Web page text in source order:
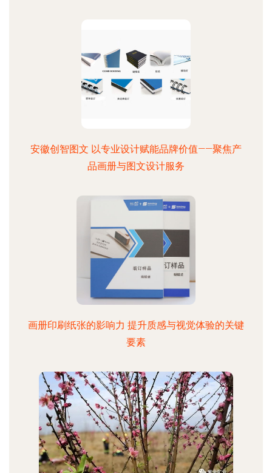
安徽创智图文 以专业设计赋能品牌价值——聚焦产
品画册与图文设计服务
画册印刷纸张的影响力 提升质感与视觉体验的关键
要素